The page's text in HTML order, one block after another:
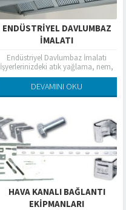
ENDÜSTRIYEL DAVLUMBAZ
İMALATI
Endüstriyel Davlumbaz İmalatı
İşyerlerinizdeki atık yağlama, nem,
koku, ve dumansız bir ortam
sağlayan sanayi tipi( Endüstriyel)
Davlumbaz ve ekzoz sistemleri...
DEVAMINI OKU
HAVA KANALI BAĞLANTI
EKIPMANLARI